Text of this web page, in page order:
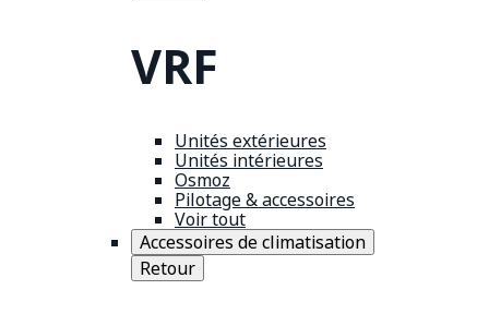
VRF
Unités extérieures
Unités intérieures
Osmoz
Pilotage & accessoires
Voir tout
Accessoires de climatisation
Retour